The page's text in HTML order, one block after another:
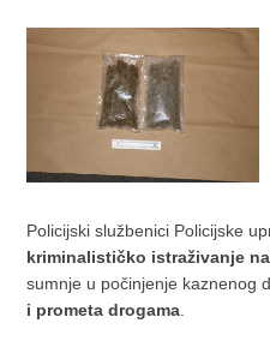
Policijski službenici Policijske
kriminalističko istraživanje
sumnje u počinjenje kaznenog
i prometa drogama